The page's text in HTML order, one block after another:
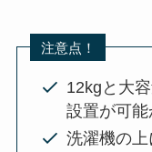
注意点！
12kgと大
設置が可能
洗濯機の